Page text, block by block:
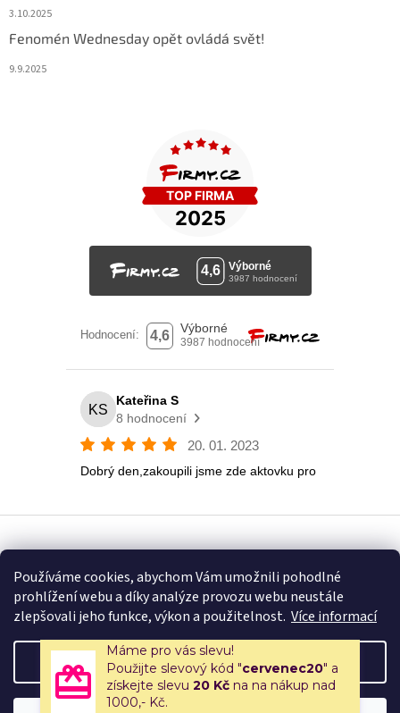
Používáme cookies, abychom Vám umožnili pohodlné
prohlížení webu a díky analýze provozu webu neustále
zlepšovali jeho funkce, výkon a použitelnost. Více informací
Nastavení
3.10.2025
Fenomén Wednesday opět ovládá svět!
9.9.2025
Copyright 2026Eshop U Terezky. Všechna práva vyhrazena.
Máme pro vás slevu!
Použijte slevový kód "cervenec20" a
získejte slevu 20 Kč na na nákup nad
1000,- Kč.